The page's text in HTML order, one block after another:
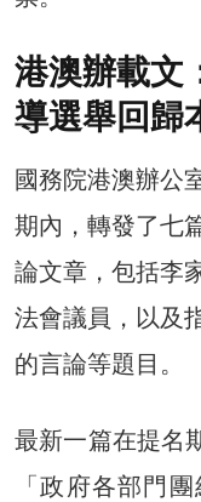
港澳辦載文
導選舉回歸
國務院港澳辦公
期內，轉發了七
論文章，包括李
法會議員，以及
的言論等題目。
最新一篇在提名
「政府各部門